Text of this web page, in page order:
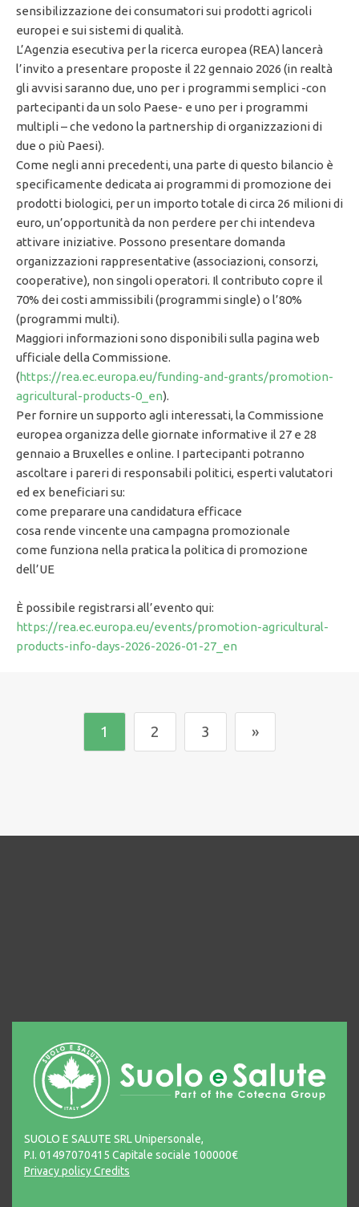
sensibilizzazione dei consumatori sui prodotti agricoli
europei e sui sistemi di qualità.
L’Agenzia esecutiva per la ricerca europea (REA) lancerà
l’invito a presentare proposte il 22 gennaio 2026 (in realtà
gli avvisi saranno due, uno per i programmi semplici -con
partecipanti da un solo Paese- e uno per i programmi
multipli – che vedono la partnership di organizzazioni di
due o più Paesi).
Come negli anni precedenti, una parte di questo bilancio è
specificamente dedicata ai programmi di promozione dei
prodotti biologici, per un importo totale di circa 26 milioni di
euro, un’opportunità da non perdere per chi intendeva
attivare iniziative. Possono presentare domanda
organizzazioni rappresentative (associazioni, consorzi,
cooperative), non singoli operatori. Il contributo copre il
70% dei costi ammissibili (programmi single) o l’80%
(programmi multi).
Maggiori informazioni sono disponibili sulla pagina web
ufficiale della Commissione.
(https://rea.ec.europa.eu/funding-and-grants/promotion-
agricultural-products-0_en).
Per fornire un supporto agli interessati, la Commissione
europea organizza delle giornate informative il 27 e 28
gennaio a Bruxelles e online. I partecipanti potranno
ascoltare i pareri di responsabili politici, esperti valutatori
ed ex beneficiari su:
come preparare una candidatura efficace
cosa rende vincente una campagna promozionale
come funziona nella pratica la politica di promozione
dell’UE
È possibile registrarsi all’evento qui:
https://rea.ec.europa.eu/events/promotion-agricultural-
products-info-days-2026-2026-01-27_en
1 2 3 »
SUOLO E SALUTE SRL Unipersonale,
P.I. 01497070415 Capitale sociale 100000€
Privacy policyCredits